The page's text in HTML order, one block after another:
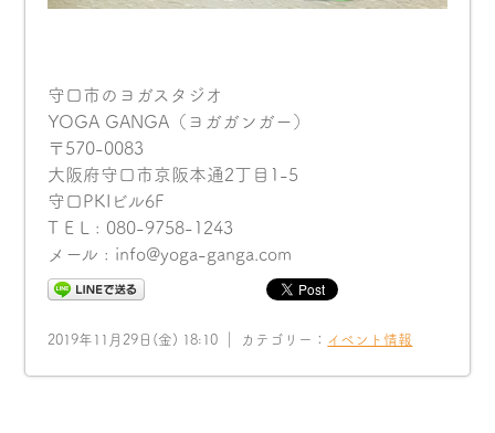
守口市のヨガスタジオ
YOGA GANGA（ヨガガンガー）
〒570-0083
大阪府守口市京阪本通2丁目1-5
守口PKIビル6F
T E L : 080-9758-1243
メール : info@yoga-ganga.com
2019年11月29日(金) 18:10 ｜ カテゴリー： イベント情報